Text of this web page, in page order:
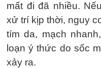
mất đi đã nhiều.
xử trí kịp thời, nguy
tím da, mạch
loạn ý thức do sốc
xảy ra.